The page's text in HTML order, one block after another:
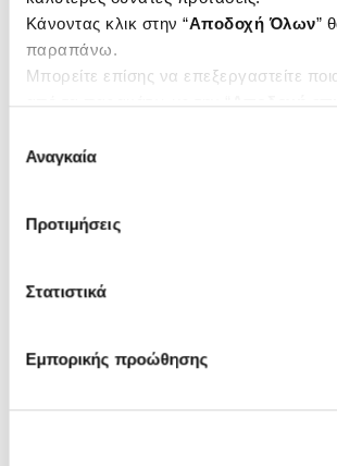
Κάνοντας κλικ στην “Αποδοχή Όλων”
παραπάνω.
Μπορείτε επίσης να επεξεργαστείτε
συγκατάθεσης
Αναγκαία
Προτιμήσεις
Στατιστικά
Εμπορικής προώθησης
Συνολική ονομαστική βαθμολογία
περίπτωση που προσφερθεί από τους
Όπου,
είναι η τεχνική προσφορά κάθε